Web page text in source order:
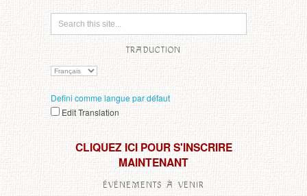
TRADUCTION
Defini comme langue par défaut
Edit Translation
CLIQUEZ ICI POUR S'INSCRIRE
MAINTENANT
ÉVÉNEMENTS À VENIR